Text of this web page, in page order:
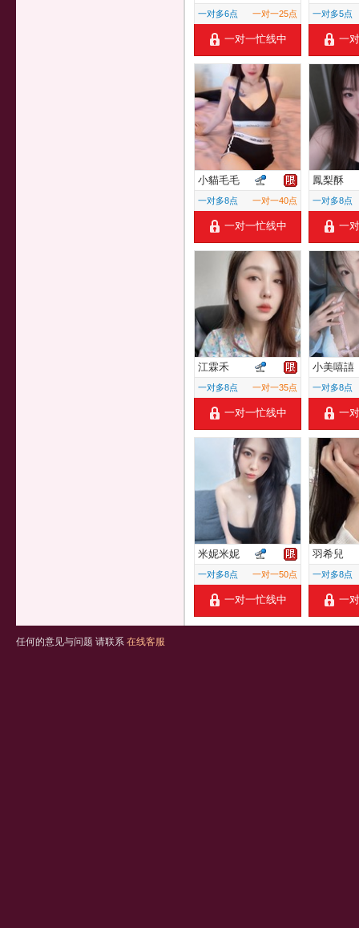
一对多6点 一对一25点
一对一忙线中
一对多5点
一
小貓毛毛
一对多8点 一对一40点
一对一忙线中
鳳梨酥
一对多8点
一
江霖禾
一对多8点 一对一35点
一对一忙线中
小美嘻譆
一对多8点
一
米妮米妮
一对多8点 一对一50点
一对一忙线中
羽希兒
一对多8点
一
任何的意见与问题 请联系 在线客服